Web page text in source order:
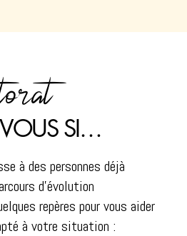
VOUS SI…
à des personnes déjà
d’évolution
repères pour vous aider
à votre situation :